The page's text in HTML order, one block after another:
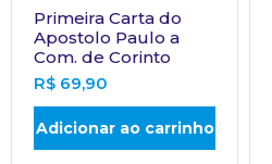
Primeira Carta do
Apostolo Paulo a
Com. de Corinto
R$ 69,90
Adicionar ao carrinho